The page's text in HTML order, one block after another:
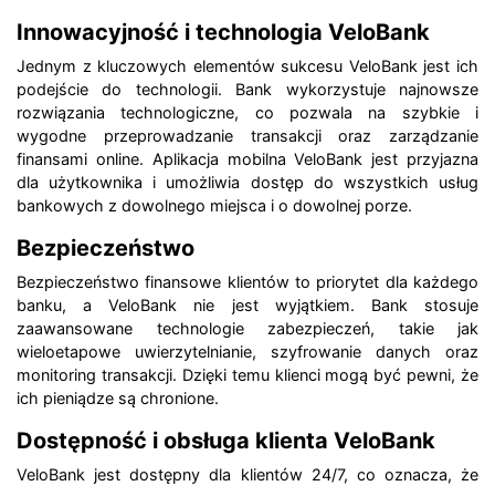
Innowacyjność i technologia VeloBank
Jednym z kluczowych elementów sukcesu VeloBank jest ich
podejście do technologii. Bank wykorzystuje najnowsze
rozwiązania technologiczne, co pozwala na szybkie i
wygodne przeprowadzanie transakcji oraz zarządzanie
finansami online. Aplikacja mobilna VeloBank jest przyjazna
dla użytkownika i umożliwia dostęp do wszystkich usług
bankowych z dowolnego miejsca i o dowolnej porze.
Bezpieczeństwo
Bezpieczeństwo finansowe klientów to priorytet dla każdego
banku, a VeloBank nie jest wyjątkiem. Bank stosuje
zaawansowane technologie zabezpieczeń, takie jak
wieloetapowe uwierzytelnianie, szyfrowanie danych oraz
monitoring transakcji. Dzięki temu klienci mogą być pewni, że
ich pieniądze są chronione.
Dostępność i obsługa klienta VeloBank
VeloBank jest dostępny dla klientów 24/7, co oznacza, że